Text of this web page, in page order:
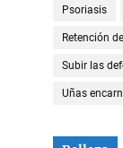
Psoriasis
Retención
Subir las
Uñas